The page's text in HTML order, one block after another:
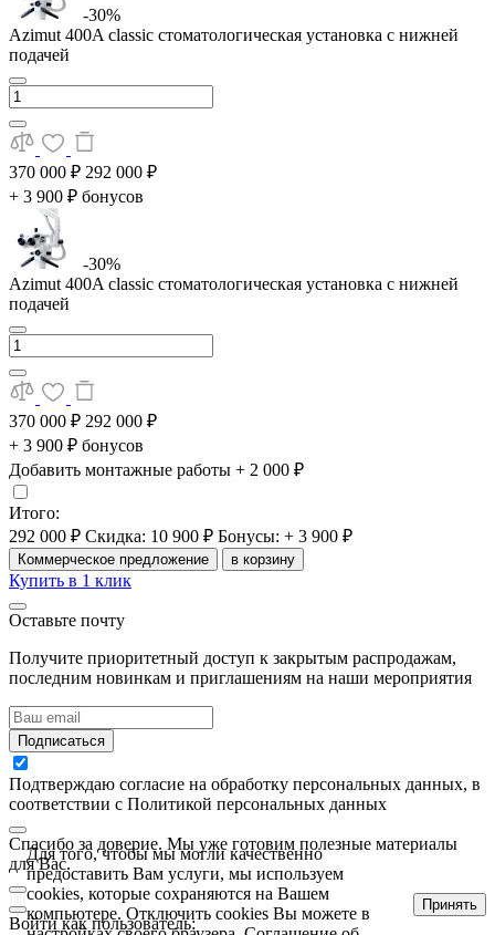
-30%
Azimut 400A classic стоматологическая установка с нижней
подачей
370 000 ₽ 292 000 ₽
+ 3 900 ₽ бонусов
-30%
Azimut 400A classic стоматологическая установка с нижней
подачей
370 000 ₽ 292 000 ₽
+ 3 900 ₽ бонусов
Добавить монтажные работы + 2 000 ₽
Итого:
292 000 ₽ Скидка: 10 900 ₽ Бонусы: + 3 900 ₽
Коммерческое предложение в корзину
Купить в 1 клик
Оставьте почту
Получите приоритетный доступ к закрытым распродажам,
последним новинкам и приглашениям на наши мероприятия
Подписаться
Подтверждаю согласие на обработку персональных данных, в
соответствии с Политикой персональных данных
Спасибо за доверие. Мы уже готовим полезные материалы
для Вас.
Войти как пользователь:
Для того, чтобы мы могли качественно
предоставить Вам услуги, мы используем
cookies, которые сохраняются на Вашем
компьютере. Отключить cookies Вы можете в
Принять